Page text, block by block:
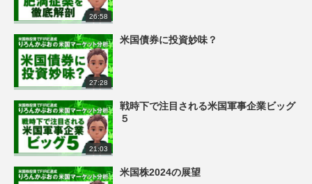
26:58
27:28
米国債券に投資妙味？
21:03
戦時下で注目される米国軍事企業ビッグ
５
米国株2024の展望